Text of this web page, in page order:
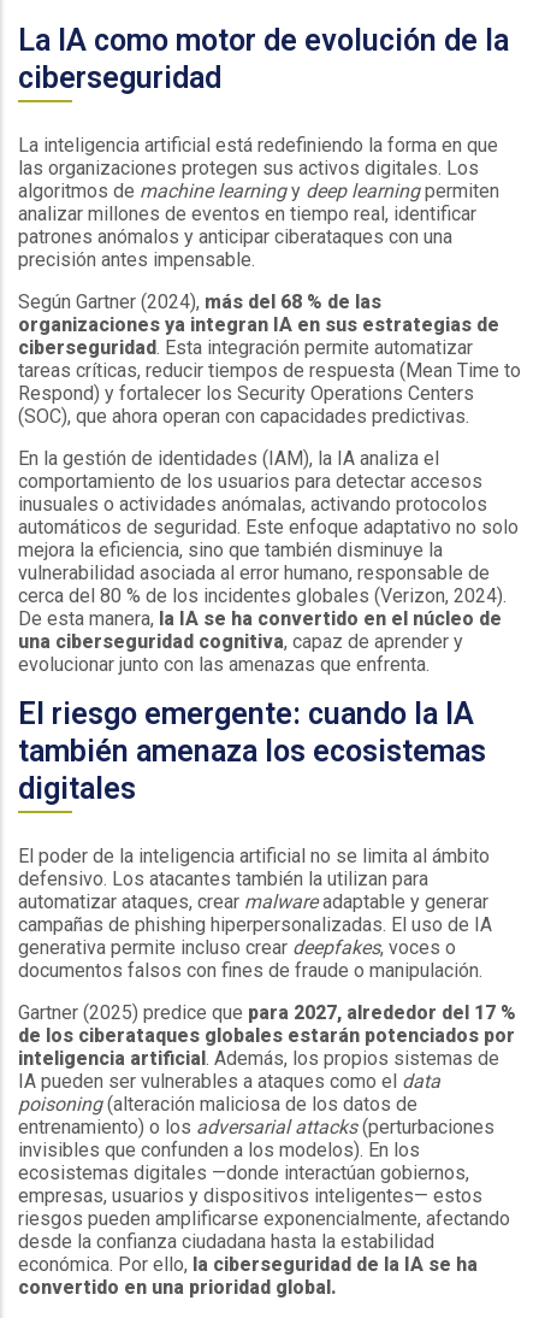
La IA como motor de evolución de la
ciberseguridad
La inteligencia artificial está redefiniendo la forma en que
las organizaciones protegen sus activos digitales. Los
algoritmos de machine learningy deep learningpermiten
analizar millones de eventos en tiempo real, identificar
patrones anómalos y anticipar ciberataques con una
precisión antes impensable.
Según Gartner (2024), más del 68 % de las
organizaciones ya integran IA en sus estrategias de
ciberseguridad. Esta integración permite automatizar
tareas críticas, reducir tiempos de respuesta (Mean Time to
Respond) y fortalecer los Security Operations Centers
(SOC), que ahora operan con capacidades predictivas.
En la gestión de identidades (IAM), la IA analiza el
comportamiento de los usuarios para detectar accesos
inusuales o actividades anómalas, activando protocolos
automáticos de seguridad. Este enfoque adaptativo no solo
mejora la eficiencia, sino que también disminuye la
vulnerabilidad asociada al error humano, responsable de
cerca del 80 % de los incidentes globales (Verizon, 2024).
De esta manera, la IA se ha convertido en el núcleo de
una ciberseguridad cognitiva, capaz de aprender y
evolucionar junto con las amenazas que enfrenta.
El riesgo emergente: cuando la IA
también amenaza los ecosistemas
digitales
El poder de la inteligencia artificial no se limita al ámbito
defensivo. Los atacantes también la utilizan para
automatizar ataques, crear malwareadaptable y generar
campañas de phishing hiperpersonalizadas. El uso de IA
generativa permite incluso crear deepfakes, voces o
documentos falsos con fines de fraude o manipulación.
Gartner (2025) predice que para 2027, alrededor del 17 %
de los ciberataques globales estarán potenciados por
inteligencia artificial . Además, los propios sistemas de
IA pueden ser vulnerables a ataques como el data
poisoning(alteración maliciosa de los datos de
entrenamiento) o los adversarial attacks(perturbaciones
invisibles que confunden a los modelos). En los
ecosistemas digitales —donde interactúan gobiernos,
empresas, usuarios y dispositivos inteligentes— estos
riesgos pueden amplificarse exponencialmente, afectando
desde la confianza ciudadana hasta la estabilidad
económica. Por ello, la ciberseguridad de la IA se ha
convertido en una prioridad global.